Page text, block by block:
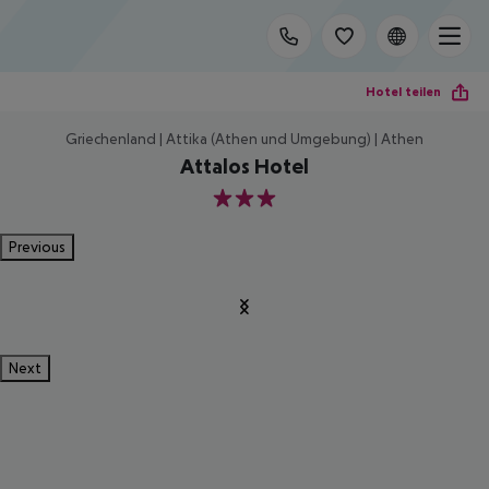
Hotel teilen
Griechenland | Attika (Athen und Umgebung) | Athen
Attalos Hotel
3
Previous
Next